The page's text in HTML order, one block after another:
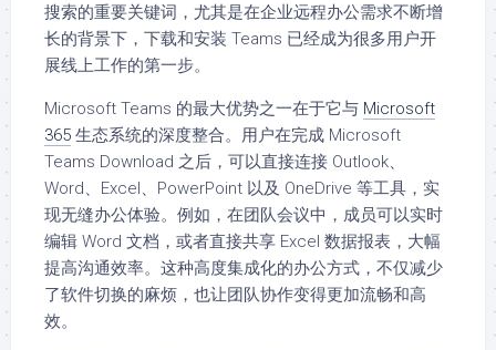
搜索的重要关键词，尤其是在企业远程办公需求不断增
长的背景下，下载和安装 Teams 已经成为很多用户开
展线上工作的第一步。
Microsoft Teams 的最大优势之一在于它与 Microsoft
365 生态系统的深度整合。用户在完成 Microsoft
Teams Download 之后，可以直接连接 Outlook、
Word、Excel、PowerPoint 以及 OneDrive 等工具，实
现无缝办公体验。例如，在团队会议中，成员可以实时
编辑 Word 文档，或者直接共享 Excel 数据报表，大幅
提高沟通效率。这种高度集成化的办公方式，不仅减少
了软件切换的麻烦，也让团队协作变得更加流畅和高
效。